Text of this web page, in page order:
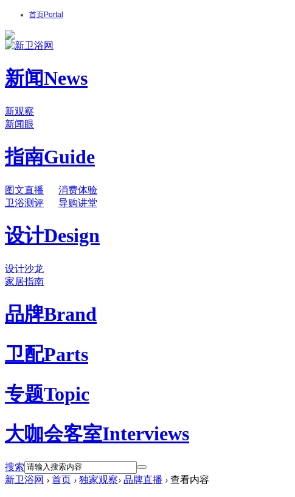
首页Portal
新闻News
新观察
新闻眼
指南Guide
图文直播
消费体验
卫浴测评
导购讲堂
设计Design
设计沙龙
家居指南
品牌Brand
卫配Parts
专题Topic
大咖会客室Interviews
搜索
新卫浴网 › 首页 › 独家观察› 品牌直播 › 查看内容